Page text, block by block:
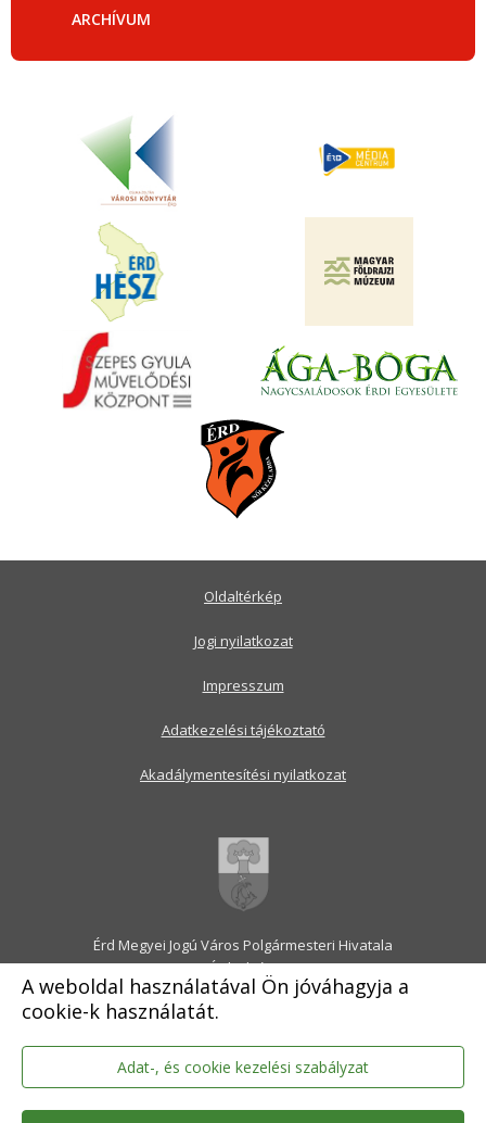
A weboldal használatával Ön jóváhagyja a
cookie-k használatát.
Adat-, és cookie kezelési szabályzat
ARCHÍVUM
Érd Megyei Jogú Város Polgármesteri Hivatala
2030 Érd, Alsó utca 1.
Levélcím: 2031 Érd, Pf.: 31
E-mail:onkormanyzat@erd.hu
Telefonközpont:06-23-522-300
Ügyfélszolgálat:06-23-522-301
Hivatali Kapu: ERDPH
KRID szám: 707189964
Oldaltérkép
Jogi nyilatkozat
Impresszum
Adatkezelési tájékoztató
Akadálymentesítési nyilatkozat